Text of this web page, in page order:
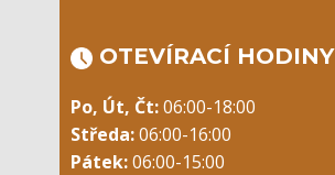
OTEVÍRACÍ ​HODINY
Po, Út, Čt:06:00-18:00
Středa:06:00-16:00
Pátek:06:00-15:00